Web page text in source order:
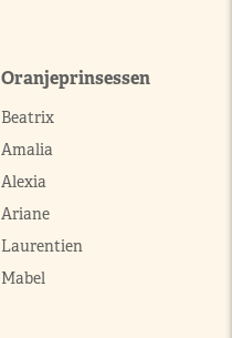
Oranjeprinsessen
Beatrix
Amalia
Alexia
Ariane
Laurentien
Mabel